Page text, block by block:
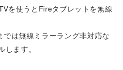
を使うとFireタブレットを無線
は無線ミラーラング非対応な
ます。